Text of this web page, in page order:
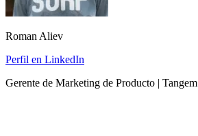
Roman Aliev
Perfil en LinkedIn
Gerente de Marketing de Producto | Tangem